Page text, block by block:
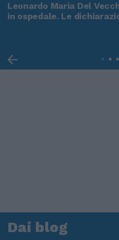
Leonardo Maria Del
in ospedale. Le
Dai blog